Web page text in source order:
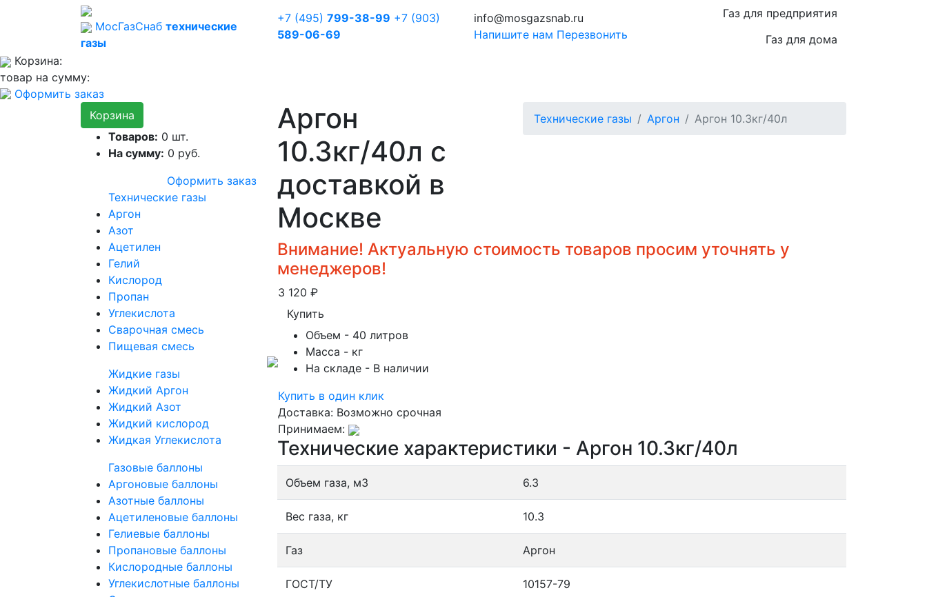
МосГазСнаб технические
газы
+7 (495) 799-38-99 +7 (903)
589-06-69
info@mosgazsnab.ru
Напишите нам Перезвонить
Газ для предприятия
Газ для дома
Корзина:
товар на сумму:
Оформить заказ
Корзина
Товаров: 0 шт.
На сумму: 0 руб.
Оформить заказ
Технические газы
Аргон
Азот
Ацетилен
Гелий
Кислород
Пропан
Углекислота
Сварочная смесь
Пищевая смесь
Жидкие газы
Жидкий Аргон
Жидкий Азот
Жидкий кислород
Жидкая Углекислота
Газовые баллоны
Аргоновые баллоны
Азотные баллоны
Ацетиленовые баллоны
Гелиевые баллоны
Пропановые баллоны
Кислородные баллоны
Углекислотные баллоны
Аргон
10.3кг/40л с
доставкой в
Москве
Технические газы Аргон Аргон 10.3кг/40л
Внимание! Актуальную стоимость товаров просим уточнять у
менеджеров!
3 120 ₽
Купить
Объем - 40 литров
Масса - кг
На складе - В наличии
Купить в один клик
Доставка: Возможно срочная
Принимаем:
Технические характеристики - Аргон 10.3кг/40л
Объем газа, м3 6.3
Вес газа, кг 10.3
Газ Аргон
ГОСТ/ТУ 10157-79